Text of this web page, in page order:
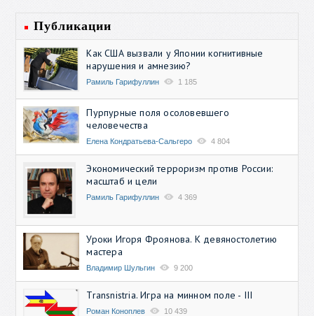
Публикации
Как США вызвали у Японии когнитивные
нарушения и амнезию?
Рамиль Гарифуллин 1 185
Пурпурные поля осоловевшего
человечества
Елена Кондратьева-Сальгеро 4 804
Экономический терроризм против России:
масштаб и цели
Рамиль Гарифуллин 4 369
Уроки Игоря Фроянова. К девяностолетию
мастера
Владимир Шульгин 9 200
Transnistria. Игра на минном поле - III
Роман Коноплев 10 439